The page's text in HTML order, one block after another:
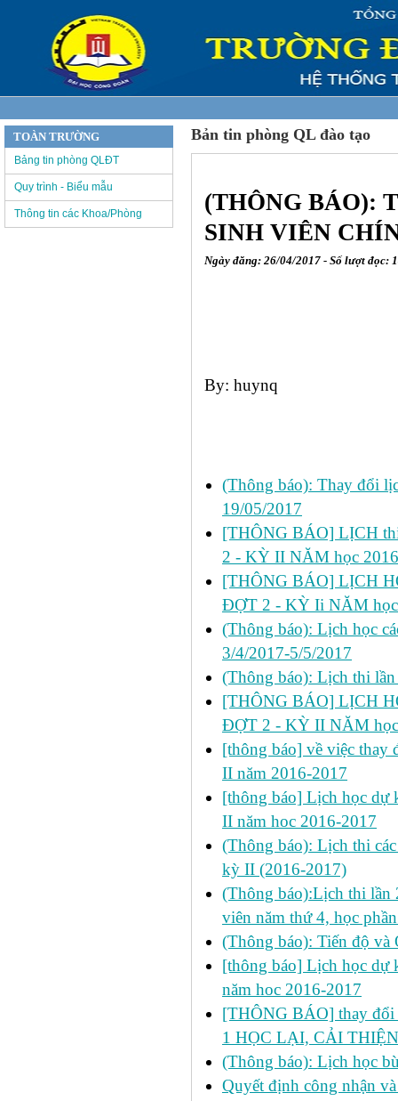
Bản tin phòng QL đào tạo
(THÔNG BÁO):
SINH VIÊN
Ngày đăng: 26/04/2017 - Số lượt đọc:
By: huynq
(Thông báo): Thay đổi
19/05/2017
[THÔNG BÁO] LỊCH
2 - KỲ II NĂM học
[THÔNG BÁO] LỊCH
ĐỢT 2 - KỲ Ii NĂM
(Thông báo): Lịch học
3/4/2017-5/5/2017
(Thông báo): Lịch thi
[THÔNG BÁO] LỊCH
ĐỢT 2 - KỲ II NĂM
[thông báo] về việc thay
II năm 2016-2017
[thông báo] Lịch học dự
II năm hoc 2016-2017
(Thông báo): Lịch thi
kỳ II (2016-2017)
(Thông báo):Lịch thi lần
viên năm thứ 4, học
(Thông báo): Tiến độ và
[thông báo] Lịch học dự
năm hoc 2016-2017
[THÔNG BÁO] thay đổi
1 HỌC LẠI, CẢI
(Thông báo): Lịch học
Quyết định công nhận
TOÀN TRƯỜNG
Bảng tin phòng QLĐT
Quy trình - Biểu mẫu
Thông tin các Khoa/Phòng